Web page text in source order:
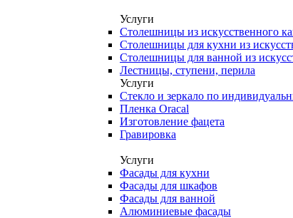
Услуги
Столешницы из искусственного
Столешницы для кухни из
Столешницы для ванной из
Лестницы, ступени, перила
Услуги
Стекло и зеркало по
Пленка Oracal
Изготовление фацета
Гравировка
Услуги
Фасады для кухни
Фасады для шкафов
Фасады для ванной
Алюминиевые фасады